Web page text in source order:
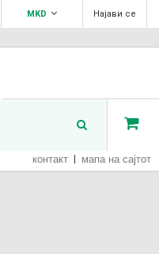
Најави се
MKD
контакт мапа на сајтот